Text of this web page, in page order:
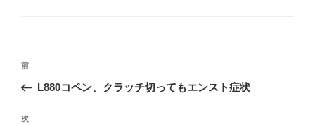
投
ナ
ビ
前
の
稿
前
L880コペン、クラッチ切ってもエンスト症状
次
次